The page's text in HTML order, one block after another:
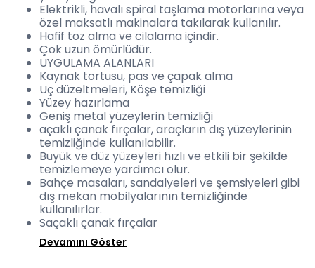
Elektrikli, havalı spiral taşlama motorlarına veya
özel maksatlı makinalara takılarak kullanılır.
Hafif toz alma ve cilalama içindir.
Çok uzun ömürlüdür.
UYGULAMA ALANLARI
Kaynak tortusu, pas ve çapak alma
Uç düzeltmeleri, Köşe temizliği
Yüzey hazırlama
Geniş metal yüzeylerin temizliği
açaklı çanak fırçalar, araçların dış yüzeylerinin
temizliğinde kullanılabilir.
Büyük ve düz yüzeyleri hızlı ve etkili bir şekilde
temizlemeye yardımcı olur.
Bahçe masaları, sandalyeleri ve şemsiyeleri gibi
dış mekan mobilyalarının temizliğinde
kullanılırlar.
Saçaklı çanak fırçalar
Devamını Göster